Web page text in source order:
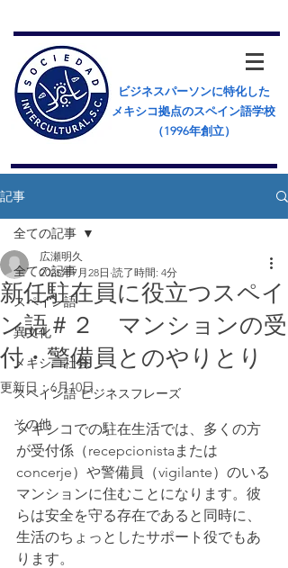
ビジネスパーソンに特化した
メキシコ拠点のスペイン語学校
（​1996年創立）
記事
全ての記事
スペイン語
異文化
メキシコ社会
スペイン語 ビジネスフレーズ
その他
全ての記事
新任駐在員に役立つスペイ
ン語＃２ マンションの受
付・警備員とのやりとり
広瀬明久
2025年7月28日 読了時間: 4分
更新日：6月10日
メキシコでの駐在生活では、多くの方
が受付係（recepcionistaまたは
concerje）や警備員（vigilante）のいる
マンションに住むことになります。彼
らは安全を守る存在であると同時に、
生活のちょっとしたサポート役でもあ
ります。